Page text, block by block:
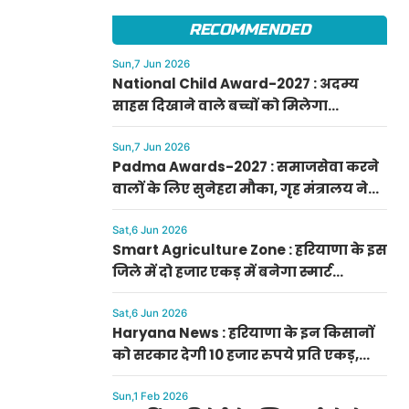
RECOMMENDED
Sun,7 Jun 2026
National Child Award-2027 : अदम्य
साहस दिखाने वाले बच्चों को मिलेगा
प्रधानमंत्री राष्ट्रीय बाल पुरस्कार-2027, ऐसे
करें आवेदन
Sun,7 Jun 2026
Padma Awards-2027 : समाजसेवा करने
वालों के लिए सुनेहरा मौका, गृह मंत्रालय ने
निकाले पद्म पुरस्कार-2027 के लिए आवेदन
Sat,6 Jun 2026
Smart Agriculture Zone : हरियाणा के इस
जिले में दो हजार एकड़ में बनेगा स्मार्ट
एग्रीकल्चर जोन
Sat,6 Jun 2026
Haryana News : हरियाणा के इन किसानों
को सरकार देगी 10 हजार रुपये प्रति एकड़,
सीएम सैनी की घोषणा
Sun,1 Feb 2026